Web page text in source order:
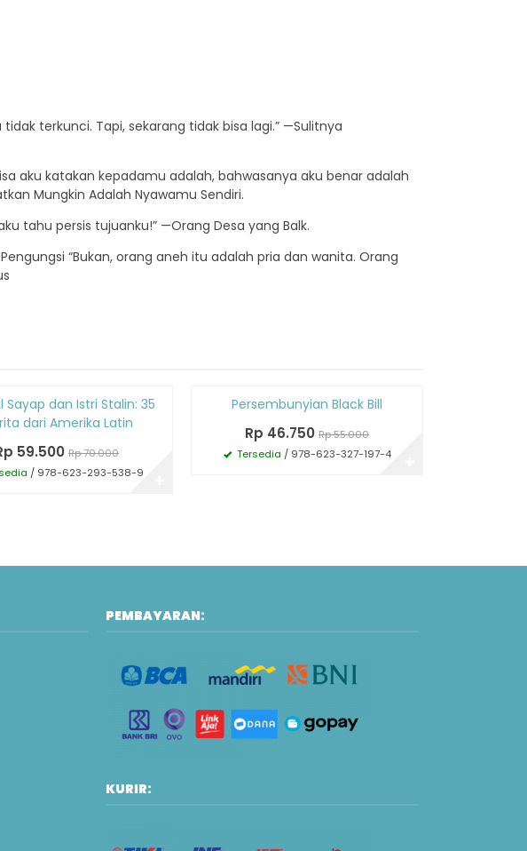
terkunci. Tapi, sekarang tidak bisa lagi.” —Sulitnya
aku katakan kepadamu adalah, bahwasanya aku benar adalah
Mungkin Adalah Nyawamu Sendiri.
tahu persis tujuanku!” —Orang Desa yang Balk.
“Bukan, orang aneh itu adalah pria dan wanita. Orang
Sayap dan Istri Stalin: 35
dari Amerika Latin
59.500 Rp 70.000
/ 978-623-293-538-9
Persembunyian Black Bill
Rp 46.750 Rp 55.000
Tersedia / 978-623-327-197-4
PEMBAYARAN:
KURIR: